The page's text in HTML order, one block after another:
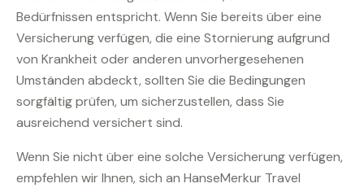
Bedürfnissen entspricht. Wenn Sie bereits über eine
Versicherung verfügen, die eine Stornierung aufgrund
von Krankheit oder anderen unvorhergesehenen
Umständen abdeckt, sollten Sie die Bedingungen
sorgfältig prüfen, um sicherzustellen, dass Sie
ausreichend versichert sind.
Wenn Sie nicht über eine solche Versicherung verfügen,
empfehlen wir Ihnen, sich an HanseMerkur Travel